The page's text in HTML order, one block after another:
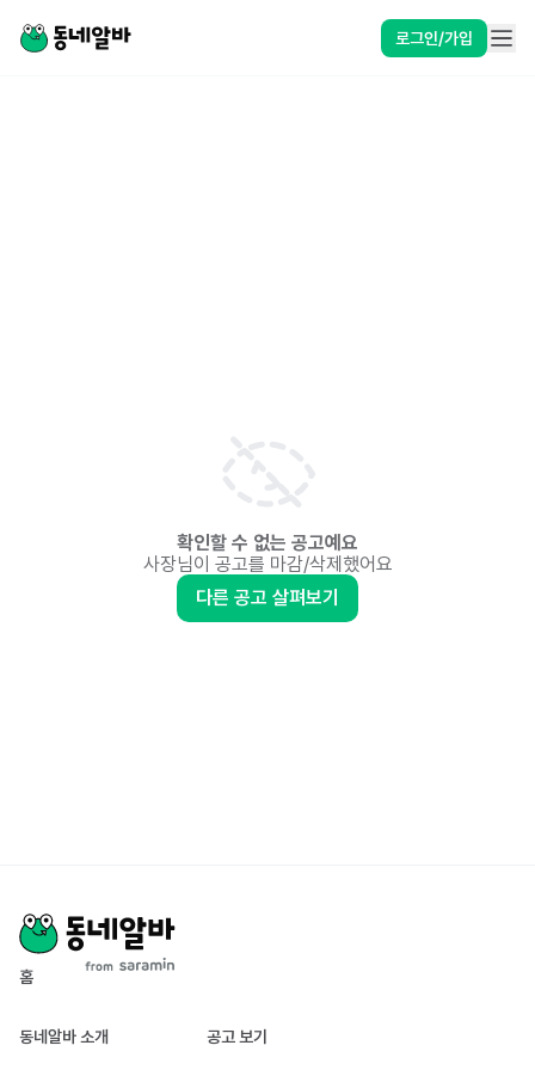
로그인/가입
확인할 수 없는 공고예요
사장님이 공고를 마감/삭제했어요
다른 공고 살펴보기
홈
동네알바 소개 공고 보기